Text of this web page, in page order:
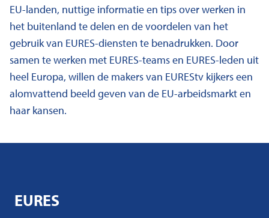
EU-landen, nuttige informatie en tips over werken in
het buitenland te delen en de voordelen van het
gebruik van EURES-diensten te benadrukken. Door
samen te werken met EURES-teams en EURES-leden uit
heel Europa, willen de makers van EUREStv kijkers een
alomvattend beeld geven van de EU-arbeidsmarkt en
haar kansen.
EURES